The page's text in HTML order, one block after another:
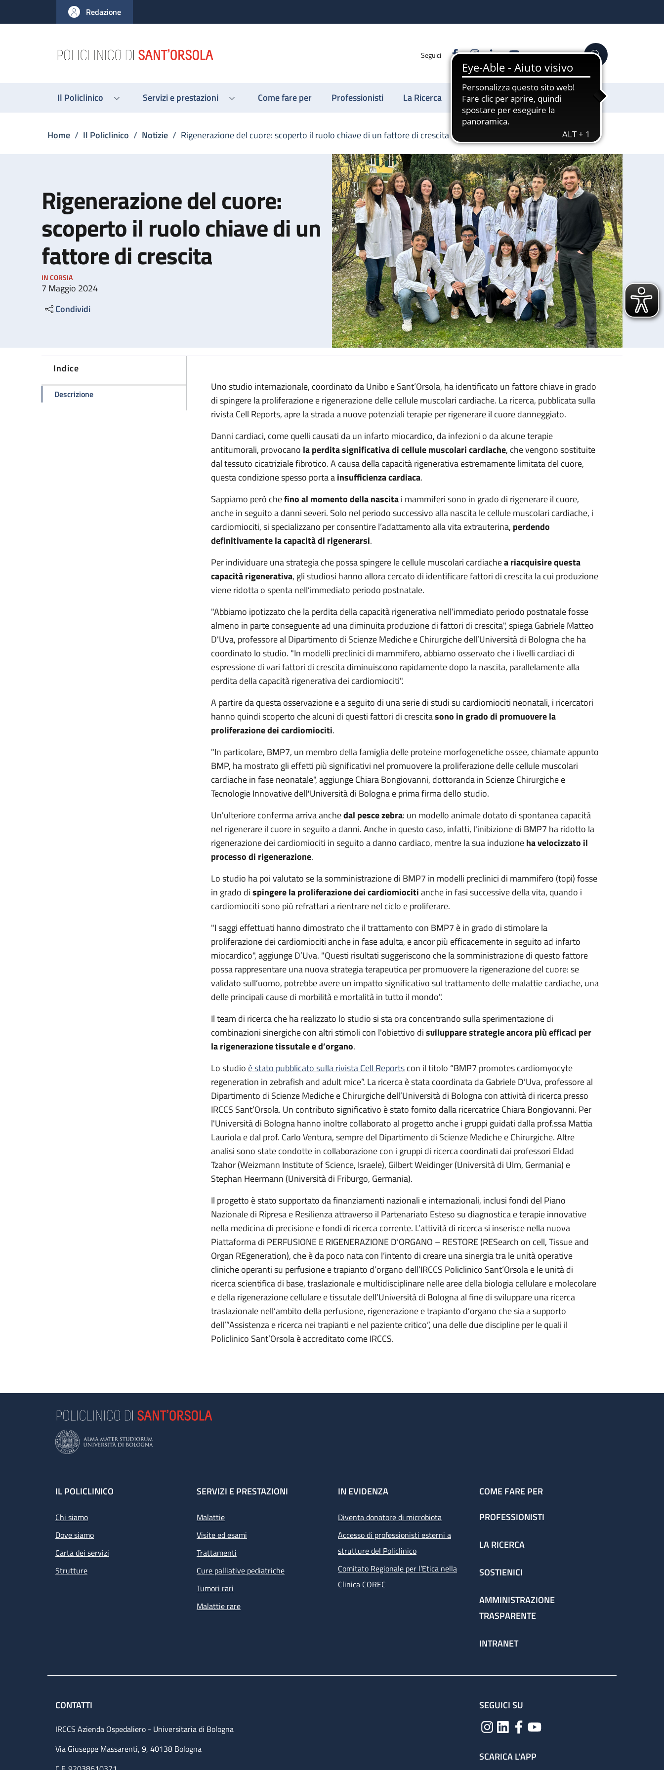
al contenuto principale
to footer content
Redazione
Seguici FacebookInstagram
LinkedinYouTube Cerca
Il Policlinico Servizi e prestazioni Come fare per Professionisti La Ricerca Sostienici
Briciole di pane
Home / Il Policlinico / Notizie / Rigenerazione del cuore: scoperto il ruolo chiave di un fattore di crescita
Rigenerazione del cuore:
scoperto il ruolo chiave di un
fattore di crescita
IN CORSIA
7 Maggio 2024
Condividi
Indice
Descrizionedella pagina Rigenerazione del cuore: scoperto il ruolo chiave di un fattore di crescita
Uno studio internazionale, coordinato da Unibo e Sant’Orsola, ha identificato un fattore chiave in grado
di spingere la proliferazione e rigenerazione delle cellule muscolari cardiache. La ricerca, pubblicata sulla
rivista Cell Reports, apre la strada a nuove potenziali terapie per rigenerare il cuore danneggiato.
Danni cardiaci, come quelli causati da un infarto miocardico, da infezioni o da alcune terapie
antitumorali, provocano la perdita significativa di cellule muscolari cardiache, che vengono sostituite
dal tessuto cicatriziale fibrotico. A causa della capacità rigenerativa estremamente limitata del cuore,
questa condizione spesso porta ainsufficienza cardiaca.
Sappiamo però chefino al momento della nascitai mammiferi sono in grado di rigenerare il cuore,
anche in seguito a danni severi. Solo nel periodo successivo alla nascita le cellule muscolari cardiache, i
cardiomiociti, si specializzano per consentire l’adattamento alla vita extrauterina, perdendo
definitivamente la capacità di rigenerarsi.
Per individuare una strategia che possa spingere le cellule muscolari cardiachea riacquisire questa
capacità rigenerativa, gli studiosi hanno allora cercato di identificare fattori di crescita la cui produzione
viene ridotta o spenta nell’immediato periodo postnatale.
"Abbiamo ipotizzato che la perdita della capacità rigenerativa nell’immediato periodo postnatale fosse
almeno in parte conseguente ad una diminuita produzione di fattori di crescita", spiega Gabriele Matteo
D'Uva, professore al Dipartimento di Scienze Mediche e Chirurgiche dell’Università di Bologna che ha
coordinato lo studio. "In modelli preclinici di mammifero, abbiamo osservato che i livelli cardiaci di
espressione di vari fattori di crescita diminuiscono rapidamente dopo la nascita, parallelamente alla
perdita della capacità rigenerativa dei cardiomiociti".
A partire da questa osservazione e a seguito di una serie di studi su cardiomiociti neonatali, i ricercatori
hanno quindi scoperto che alcuni di questi fattori di crescitasono in grado di promuovere la
proliferazione dei cardiomiociti.
"In particolare, BMP7, un membro della famiglia delle proteine morfogenetiche ossee, chiamate appunto
BMP, ha mostrato gli effetti più significativi nel promuovere la proliferazione delle cellule muscolari
cardiache in fase neonatale", aggiunge Chiara Bongiovanni, dottoranda in Scienze Chirurgiche e
Tecnologie Innovative dell’Università di Bologna e prima firma dello studio.
Un'ulteriore conferma arriva anchedal pesce zebra: un modello animale dotato di spontanea capacità
nel rigenerare il cuore in seguito a danni. Anche in questo caso, infatti, l'inibizione di BMP7 ha ridotto la
rigenerazione dei cardiomiociti in seguito a danno cardiaco, mentre la sua induzioneha velocizzato il
processo di rigenerazione.
Lo studio ha poi valutato se la somministrazione di BMP7 in modelli preclinici di mammifero (topi) fosse
in grado dispingere la proliferazione dei cardiomiocitianche in fasi successive della vita, quando i
cardiomiociti sono più refrattari a rientrare nel ciclo e proliferare.
"I saggi effettuati hanno dimostrato che il trattamento con BMP7 è in grado di stimolare la
proliferazione dei cardiomiociti anche in fase adulta, e ancor più efficacemente in seguito ad infarto
miocardico", aggiunge D’Uva. "Questi risultati suggeriscono che la somministrazione di questo fattore
possa rappresentare una nuova strategia terapeutica per promuovere la rigenerazione del cuore: se
validato sull’uomo, potrebbe avere un impatto significativo sul trattamento delle malattie cardiache, una
delle principali cause di morbilità e mortalità in tutto il mondo".
Il team di ricerca che ha realizzato lo studio si sta ora concentrando sulla sperimentazione di
combinazioni sinergiche con altri stimoli con l'obiettivo disviluppare strategie ancora più efficaci per
la rigenerazione tissutale e d’organo.
Lo studio è stato pubblicato sulla rivista Cell Reportscon il titolo “BMP7 promotes cardiomyocyte
regeneration in zebrafish and adult mice”. La ricerca è stata coordinata da Gabriele D’Uva, professore al
Dipartimento di Scienze Mediche e Chirurgiche dell’Università di Bologna con attività di ricerca presso
IRCCS Sant’Orsola. Un contributo significativo è stato fornito dalla ricercatrice Chiara Bongiovanni. Per
l'Università di Bologna hanno inoltre collaborato al progetto anche i gruppi guidati dalla prof.ssa Mattia
Lauriola e dal prof. Carlo Ventura, sempre del Dipartimento di Scienze Mediche e Chirurgiche. Altre
analisi sono state condotte in collaborazione con i gruppi di ricerca coordinati dai professori Eldad
Tzahor (Weizmann Institute of Science, Israele), Gilbert Weidinger (Università di Ulm, Germania) e
Stephan Heermann (Università di Friburgo, Germania).
Il progetto è stato supportato da finanziamenti nazionali e internazionali, inclusi fondi del Piano
Nazionale di Ripresa e Resilienza attraverso il Partenariato Esteso su diagnostica e terapie innovative
nella medicina di precisione e fondi di ricerca corrente. L’attività di ricerca si inserisce nella nuova
Piattaforma di PERFUSIONE E RIGENERAZIONE D’ORGANO – RESTORE (RESearch on cell, Tissue and
Organ REgeneration), che è da poco nata con l’intento di creare una sinergia tra le unità operative
cliniche operanti su perfusione e trapianto d’organo dell’IRCCS Policlinico Sant’Orsola e le unità di
ricerca scientifica di base, traslazionale e multidisciplinare nelle aree della biologia cellulare e molecolare
e della rigenerazione cellulare e tissutale dell’Università di Bologna al fine di sviluppare una ricerca
traslazionale nell’ambito della perfusione, rigenerazione e trapianto d’organo che sia a supporto
dell’”Assistenza e ricerca nei trapianti e nel paziente critico”, una delle due discipline per le quali il
Policlinico Sant’Orsola è accreditato come IRCCS.
Footer
IL POLICLINICO
Chi siamo
Dove siamo
Carta dei servizi
Strutture
SERVIZI E PRESTAZIONI
Malattie
Visite ed esami
Trattamenti
Cure palliative pediatriche
Tumori rari
Malattie rare
IN EVIDENZA
Diventa donatore di microbiota
Accesso di professionisti esterni a
strutture del Policlinico
Comitato Regionale per l’Etica nella
Clinica COREC
COME FARE PER
PROFESSIONISTI
LA RICERCA
SOSTIENICI
AMMINISTRAZIONE
TRASPARENTE
INTRANET
CONTATTI
IRCCS Azienda Ospedaliero - Universitaria di Bologna
Via Giuseppe Massarenti, 9, 40138 Bologna
SEGUICI SU
SCARICA L'APP